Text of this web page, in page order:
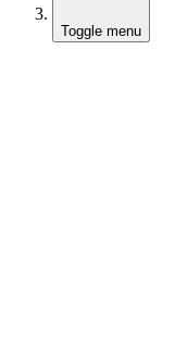
Toggle menu